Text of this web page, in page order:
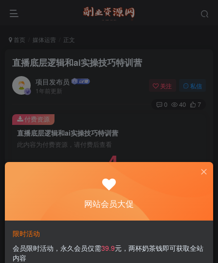
首页 媒体运营 正文
直播底层逻辑和ai实操技巧特训营
项目发布员
1年前更新
关注 私信
0 40 7
直播底层逻辑和ai实操技巧特训营
此内容为付费资源，请付费后查看
4
付费资源
网站会员大促
限时活动
会员限时活动，永久会员仅需39.9元，两杯奶茶钱即可获取全站
内容